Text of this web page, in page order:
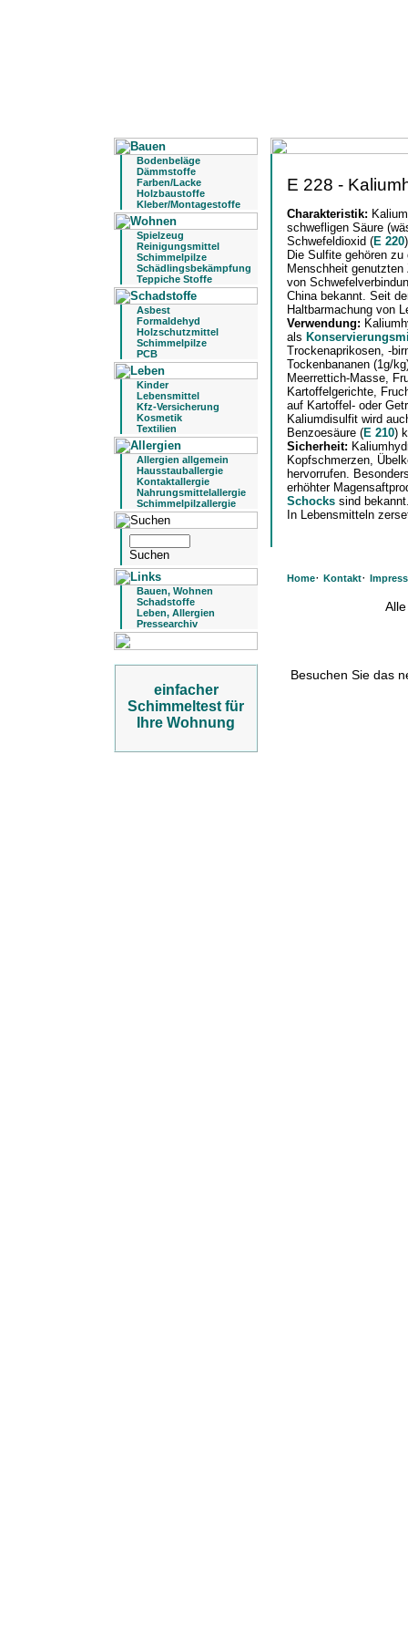
Bodenbeläge
Dämmstoffe
Farben/Lacke
Holzbaustoffe
Kleber/Montagestoffe
Spielzeug
Reinigungsmittel
Schimmelpilze
Schädlingsbekämpfung
Teppiche Stoffe
Asbest
Formaldehyd
Holzschutzmittel
Schimmelpilze
PCB
Kinder
Lebensmittel
Kfz-Versicherung
Kosmetik
Textilien
Allergien allgemein
Hausstauballergie
Kontaktallergie
Nahrungsmittelallergie
Schimmelpilzallergie
Bauen, Wohnen
Schadstoffe
Leben, Allergien
Pressearchiv
einfacher
Schimmeltest für
Ihre Wohnung
E 228 -
Charakteristik:
schwefligen Säure
Schwefeldioxid (E 220
Die Sulfite gehören
Menschheit
von
China bekannt. Seit
Haltbarmachung von
Verwendung:
als
Trockenaprikosen, -
Tockenbananen (1g/
Meerrettich-Masse,
Kartoffelgerichte,
auf Kartoffel- oder
Kaliumdisulfit wird
Benzoesäure (E 210)
Sicherheit:
Kopfschmerzen,
hervorrufen.
erhöhter
Schocks sind
In Lebensmitteln
Home· Kontakt·
Besuchen Sie das